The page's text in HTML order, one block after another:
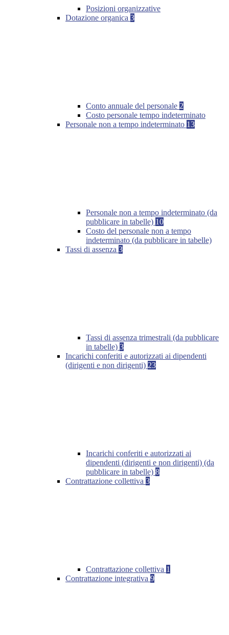
Posizioni organizzative
Dotazione organica 3
Conto annuale del personale 2
Costo personale tempo indeterminato
Personale non a tempo indeterminato 13
Personale non a tempo indeterminato (da
pubblicare in tabelle) 10
Costo del personale non a tempo
indeterminato (da pubblicare in tabelle)
Tassi di assenza 3
Tassi di assenza trimestrali (da pubblicare
in tabelle) 3
Incarichi conferiti e autorizzati ai dipendenti
(dirigenti e non dirigenti) 23
Incarichi conferiti e autorizzati ai
dipendenti (dirigenti e non dirigenti) (da
pubblicare in tabelle) 8
Contrattazione collettiva 3
Contrattazione collettiva 1
Contrattazione integrativa 9